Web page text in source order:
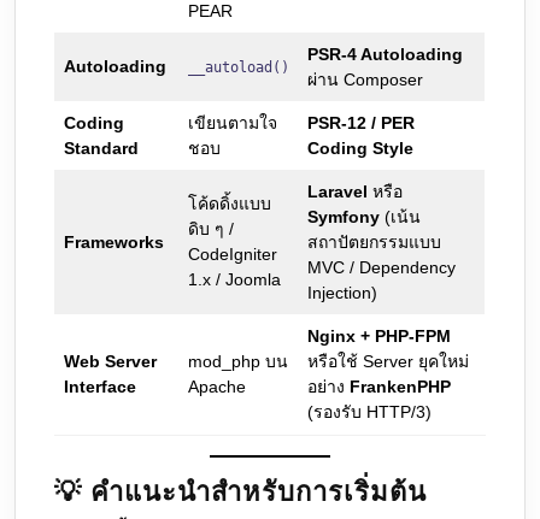
PEAR
Autoloading __autoload()
PSR-4 Autoloading
ผ่าน Composer
Coding
Standard
เขียนตามใจ
ชอบ
PSR-12 / PER
Coding Style
Frameworks
โค้ดดิ้งแบบ
ดิบ ๆ /
CodeIgniter
1.x / Joomla
Laravel หรือ
Symfony (เน้น
สถาปัตยกรรมแบบ
MVC / Dependency
Injection)
Web Server
Interface
mod_php บน
Apache
Nginx + PHP-FPM
หรือใช้ Server ยุคใหม่
อย่าง FrankenPHP
(รองรับ HTTP/3)
💡 คำแนะนำสำหรับการเริ่มต้น